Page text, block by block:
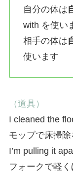
自分の体は
with を使い
相手の体は
使います
（道具）
I cleaned the
モップで床掃
I’m pulling it
フォークで軽